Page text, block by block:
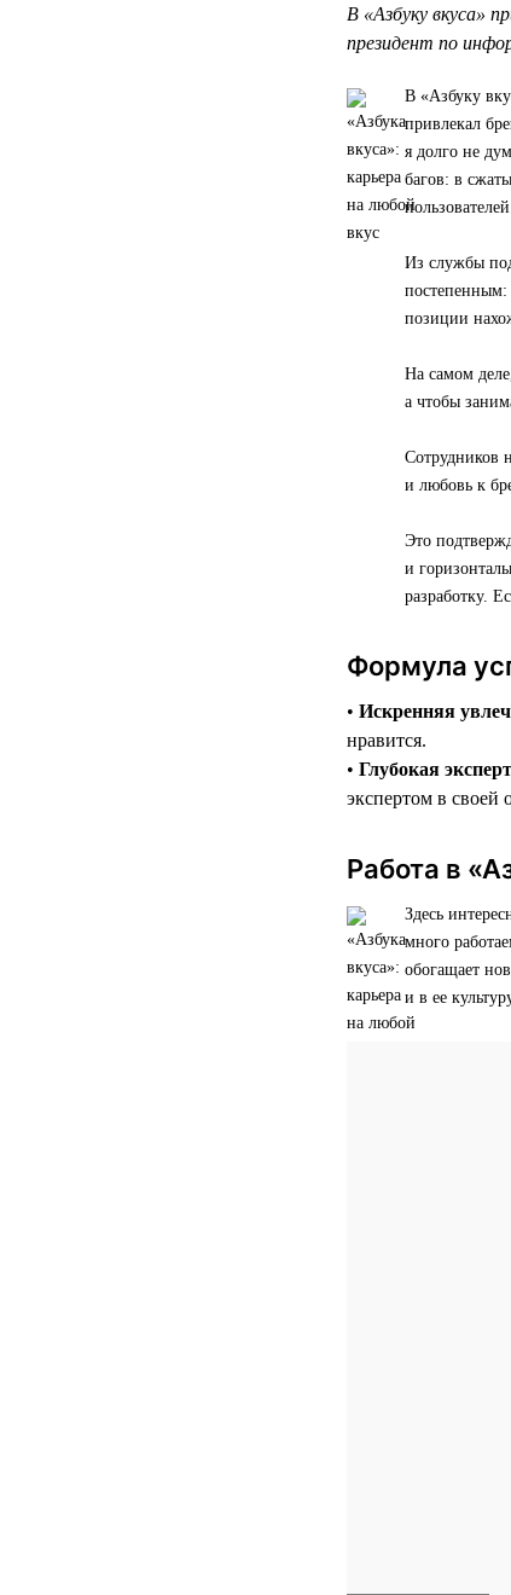
В «Азбуку вкуса»
президент по
В «Азбуку
привлекал
я долго не
багов: в
Из службы
постепенным:
позиции
На самом
а чтобы
Сотрудников
и любовь к
Это
и
разработку.
Формула
• Искренняя
нравится.
• Глубокая
экспертом в своей
Работа в
Здесь
много
обогащает
и в ее